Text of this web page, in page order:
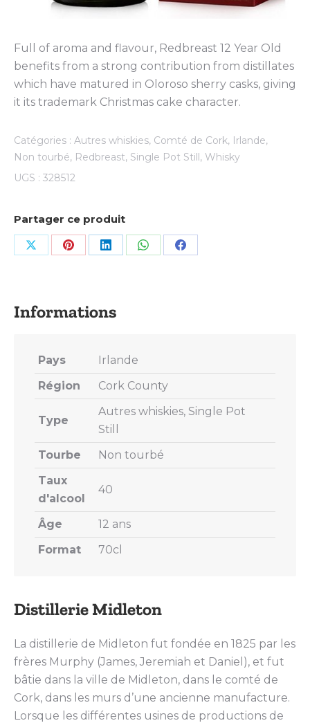
Full of aroma and flavour, Redbreast 12 Year Old
benefits from a strong contribution from distillates
which have matured in Oloroso sherry casks, giving
it its trademark Christmas cake character.
Catégories : Autres whiskies, Comté de Cork, Irlande,
Non tourbé, Redbreast, Single Pot Still, Whisky
UGS : 328512
Partager ce produit
Share Share Share Share Share
Distillerie Midleton
La distillerie de Midleton fut fondée en 1825 par les
frères Murphy (James, Jeremiah et Daniel), et fut
bâtie dans la ville de Midleton, dans le comté de
Cork, dans les murs d’une ancienne manufacture.
Lorsque les différentes usines de productions de
Pays
Irlande
Région
Cork County
Type
Autres whiskies, Single Pot
Still
Tourbe
Non tourbé
Taux
d'alcool
40
Âge
12 ans
Format
70cl